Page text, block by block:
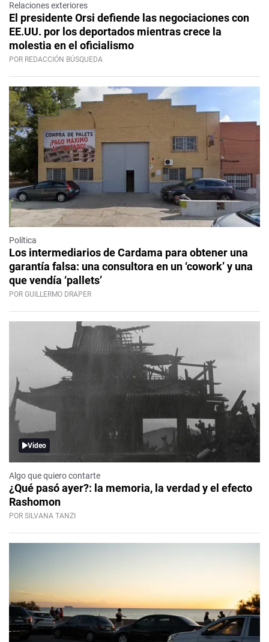
Relaciones exteriores
El presidente Orsi defiende las negociaciones con
EE.UU. por los deportados mientras crece la
molestia en el oficialismo
POR REDACCIÓN BÚSQUEDA
Política
Los intermediarios de Cardama para obtener una
garantía falsa: una consultora en un ‘cowork’ y una
que vendía ‘pallets’
POR GUILLERMO DRAPER
Video
Algo que quiero contarte
¿Qué pasó ayer?: la memoria, la verdad y el efecto
Rashomon
POR SILVANA TANZI